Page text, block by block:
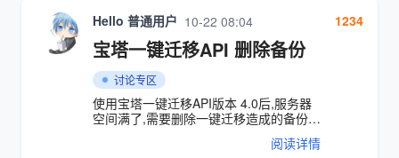
/etc/yum.repos.d/ 用alias将 恢复
/etc/yum.repos.d/ 文件夹 打包成命令别
名 alias revertYumRepository='rm -rf
/etc/yum.repos.d/* ; cp -af
/etc/yum.repos.d.original/*
/etc/yum.repos.d/' 进入
/etc/yum.repos.d/ 文件夹 cd
/etc/yum.repos.d/ 有三个文件
[root@localhost yum.repos.d]# cd
/etc/yum.repos.d/ [root@localhost
Hello 普通用户 10-22 08:04
宝塔一键迁移API 删除备份
讨论专区
使用宝塔一键迁移API版本 4.0后,服务器
空间满了,需要删除一键迁移造成的备份
径:/www/server/panel/plugin/psync_api/backup
阅读详情
1234